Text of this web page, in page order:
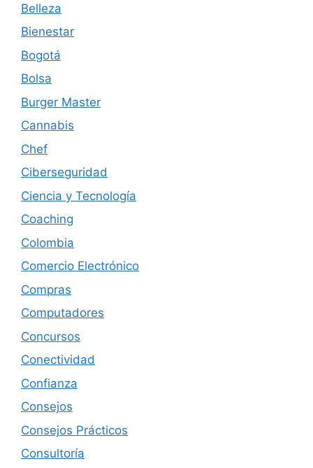
Belleza
Bienestar
Bogotá
Bolsa
Burger Master
Cannabis
Chef
Ciberseguridad
Ciencia y Tecnología
Coaching
Colombia
Comercio Electrónico
Compras
Computadores
Concursos
Conectividad
Confianza
Consejos
Consejos Prácticos
Consultoría